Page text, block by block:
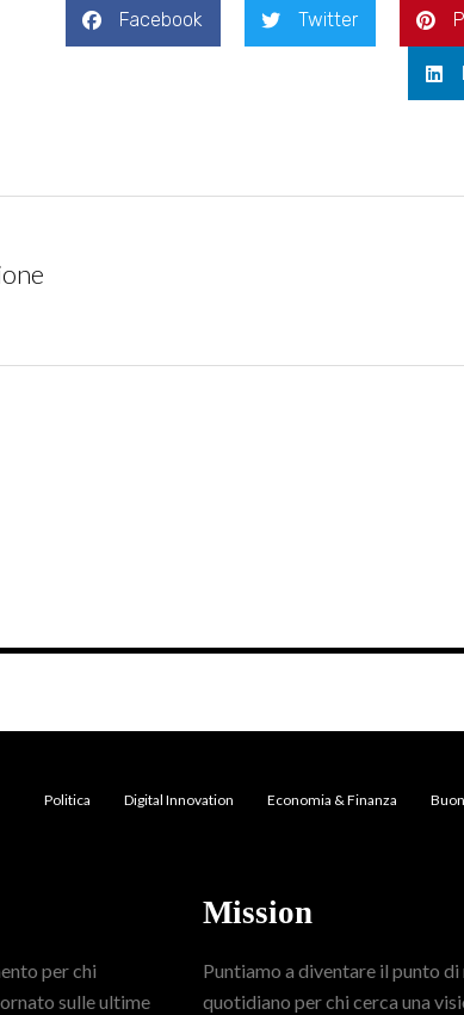
Facebook Twitter
Politica Digital Innovation Economia & Finanza
per chi
sulle ultime
Mission
Puntiamo a diventare il punto
quotidiano per chi cerca una